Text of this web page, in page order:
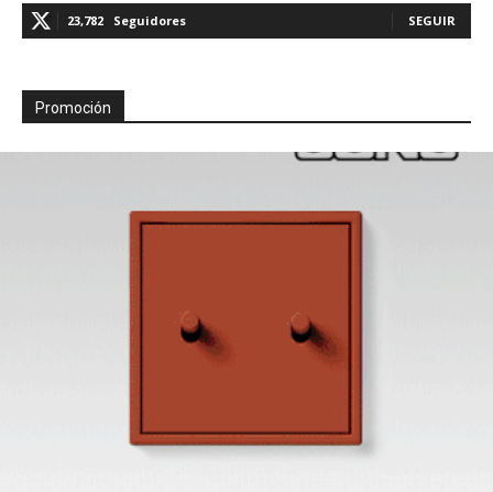
23,782 Seguidores SEGUIR
Promoción